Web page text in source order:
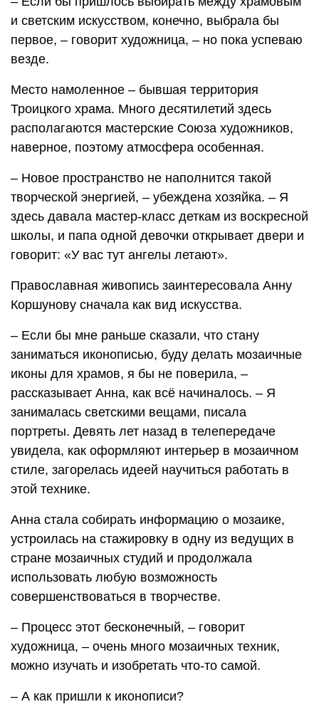
и светским искусством, конечно, выбрала бы
первое, – говорит художница, – но пока успеваю
везде.
Место намоленное – бывшая территория
Троицкого храма. Много десятилетий здесь
располагаются мастерские Союза художников,
наверное, поэтому атмосфера особенная.
– Новое пространство не наполнится такой
творческой энергией, – убеждена хозяйка. – Я
здесь давала мастер-класс деткам из воскресной
школы, и папа одной девочки открывает двери и
говорит: «У вас тут ангелы летают».
Православная живопись заинтересовала Анну
Коршунову сначала как вид искусства.
– Если бы мне раньше сказали, что стану
заниматься иконописью, буду делать мозаичные
иконы для храмов, я бы не поверила, –
рассказывает Анна, как всё начиналось. – Я
занималась светскими вещами, писала
портреты. Девять лет назад в телепередаче
увидела, как оформляют интерьер в мозаичном
стиле, загорелась идеей научиться работать в
этой технике.
Анна стала собирать информацию о мозаике,
устроилась на стажировку в одну из ведущих в
стране мозаичных студий и продолжала
использовать любую возможность
совершенствоваться в творчестве.
– Процесс этот бесконечный, – говорит
художница, – очень много мозаичных техник,
можно изучать и изобретать что-то самой.
– А как пришли к иконописи?